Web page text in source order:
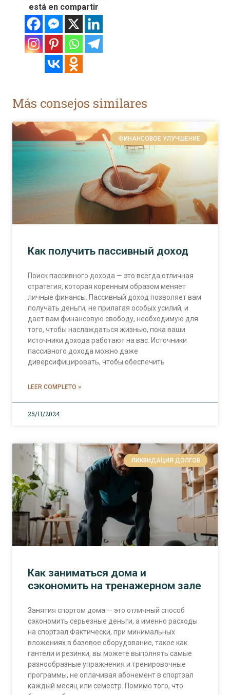
está en compartir
Más consejos similares
ФИНАНСОВОЕ УЛУЧШЕНИЕ
Как получить пассивный доход
Поиск пассивного дохода — это всегда отличная
стратегия, которая коренным образом меняет
личные финансы. Пассивный доход позволяет вам
получать деньги, не прилагая особых усилий, и
дает вам финансовую свободу, необходимую для
того, чтобы наслаждаться жизнью, пока ваши
источники дохода работают на вас. Источники
пассивного дохода можно даже
диверсифицировать, чтобы обеспечить
LEER COMPLETO »
25/11/2024
ЛИКВИДАЦИЯ ДОЛГОВ
Как заниматься дома и
сэкономить на тренажерном зале
Занятия спортом дома — это отличный способ
сэкономить серьезные деньги, а именно расходы
на спортзал.Фактически, при минимальных
вложениях в базовое оборудование, такое как
гантели и резинки, вы можете выполнять самые
разнообразные упражнения и тренировочные
программы, не оплачивая абонемент в спортзал
каждый месяц или семестр. Помимо того, что